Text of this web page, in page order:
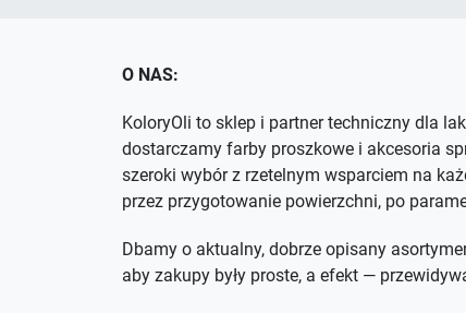
O NAS:
KoloryOli to sklep i partner techniczny dla
dostarczamy farby proszkowe i akcesoria
szeroki wybór z rzetelnym wsparciem na
przez przygotowanie powierzchni, po
Dbamy o aktualny, dobrze opisany
aby zakupy były proste, a efekt —